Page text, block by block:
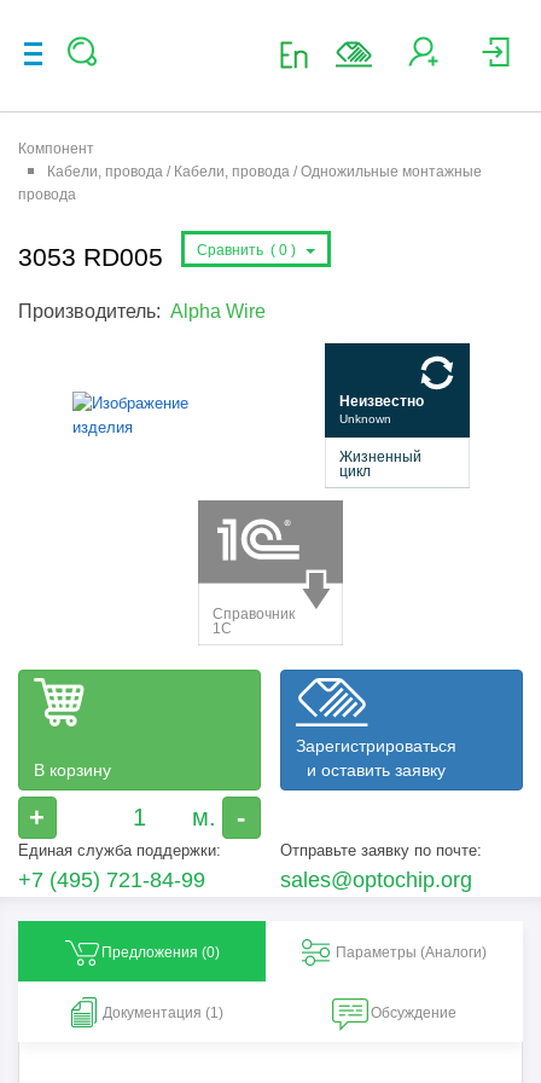
Компонент
Кабели, провода / Кабели, провода / Одножильные монтажные
провода
3053 RD005 Сравнить ( 0 )
Производитель: Alpha Wire
В корзину
+ -
Зарегистрироваться
и оставить заявку
Единая служба поддержки:
+7 (495) 721-84-99
Отправьте заявку по почте:
sales@optochip.org
Предложения (0) Параметры (Aналоги)
Документация (1) Обсуждение